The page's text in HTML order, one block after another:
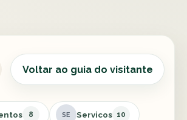
Voltar ao guia do visitante
8 SE Servicos 10